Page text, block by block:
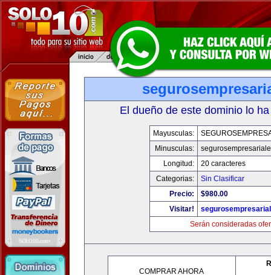
El dueño de este dominio lo
Mayusculas:
Minusculas:
Longitud:
20 caracteres
Categorias:
Sin Clasificar
Precio:
$980.00
Visitar!
Serán consideradas
COMPRAR AHORA